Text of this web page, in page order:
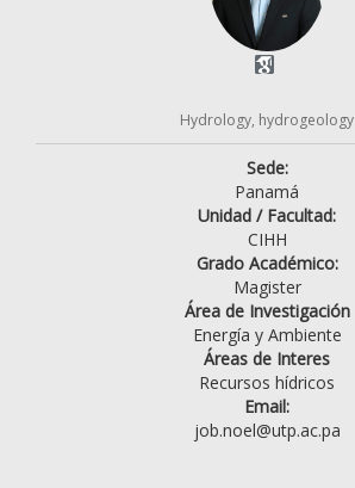
Hydrology, hydrogeology
Sede:
Panamá
Unidad / Facultad:
CIHH
Grado Académico:
Magister
Área de Investigación
Energía y Ambiente
Áreas de Interes
Recursos hídricos
Email:
job.noel@utp.ac.pa